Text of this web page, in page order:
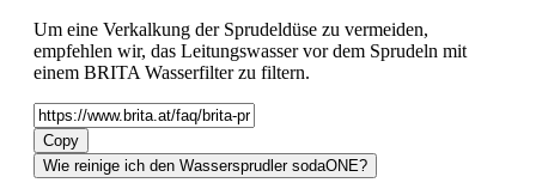
Um eine Verkalkung der Sprudeldüse zu vermeiden,
empfehlen wir, das Leitungswasser vor dem Sprudeln mit
einem BRITA Wasserfilter zu filtern.
Copy
Wie reinige ich den Wassersprudler sodaONE?